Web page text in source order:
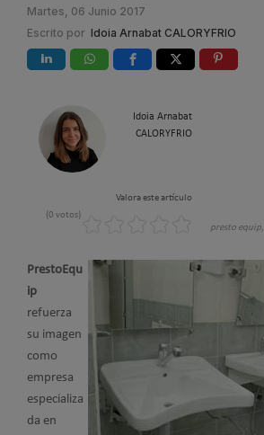
Martes, 06 Junio 2017
Escrito por Idoia Arnabat CALORYFRIO
Idoia Arnabat
CALORYFRIO
Valora este artículo
(0 votos)
presto equip,
PrestoEqu
ip
refuerza
su imagen
como
empresa
especializa
da en